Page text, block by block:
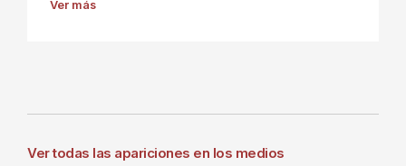
Ver más
Ver todas las apariciones en los medios